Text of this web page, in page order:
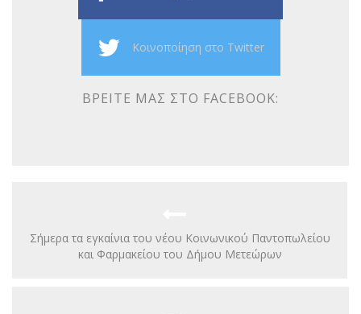
Κοινοποίηση στο Twitter
ΒΡΕΊΤΕ ΜΑΣ ΣΤΟ FACEBOOK:
Σήμερα τα εγκαίνια του νέου Κοινωνικού Παντοπωλείου
και Φαρμακείου του Δήμου Μετεώρων